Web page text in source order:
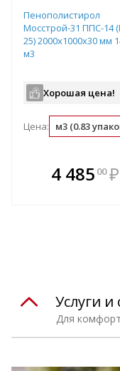
Пенополистирол
Мосстрой-31 ППС-14
25) 2000х1000х30 мм
м3
Хорошая цена!
Цена: м3 (0.83
4 485 00 ₽
Для
Услуги и